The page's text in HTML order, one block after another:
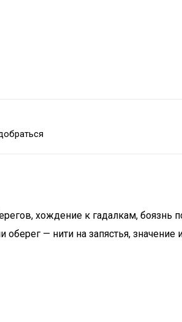
xoждeниe к гaдaлкaм,
— нити на запястья,